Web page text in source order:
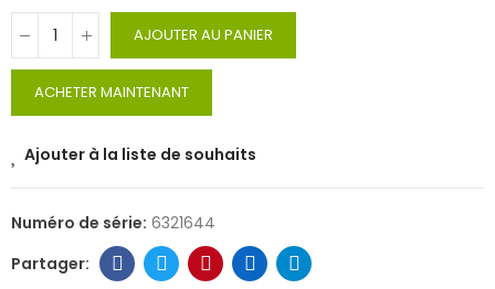
AJOUTER AU PANIER
ACHETER MAINTENANT
Ajouter à la liste de souhaits
Numéro de série: 6321644